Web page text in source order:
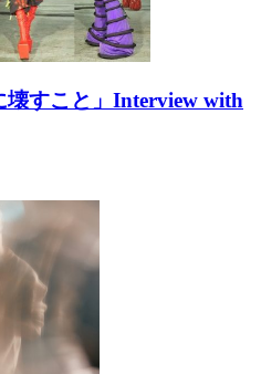
壊すこと」Interview with